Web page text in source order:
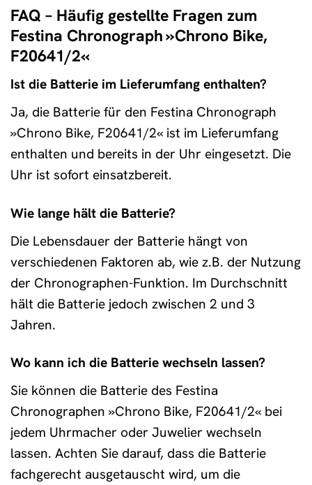
FAQ – Häufig gestellte Fragen zum
Festina Chronograph »Chrono Bike,
F20641/2«
Ist die Batterie im Lieferumfang enthalten?
Ja, die Batterie für den Festina Chronograph
»Chrono Bike, F20641/2« ist im Lieferumfang
enthalten und bereits in der Uhr eingesetzt. Die
Uhr ist sofort einsatzbereit.
Wie lange hält die Batterie?
Die Lebensdauer der Batterie hängt von
verschiedenen Faktoren ab, wie z.B. der Nutzung
der Chronographen-Funktion. Im Durchschnitt
hält die Batterie jedoch zwischen 2 und 3
Jahren.
Wo kann ich die Batterie wechseln lassen?
Sie können die Batterie des Festina
Chronographen »Chrono Bike, F20641/2« bei
jedem Uhrmacher oder Juwelier wechseln
lassen. Achten Sie darauf, dass die Batterie
fachgerecht ausgetauscht wird, um die